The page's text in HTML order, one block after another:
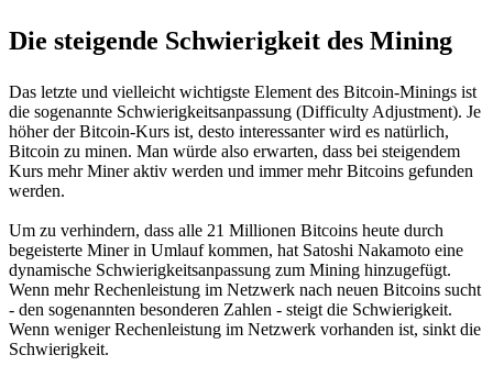
Die steigende Schwierigkeit des Mining
Das letzte und vielleicht wichtigste Element des Bitcoin-Minings ist
die sogenannte Schwierigkeitsanpassung (Difficulty Adjustment). Je
höher der Bitcoin-Kurs ist, desto interessanter wird es natürlich,
Bitcoin zu minen. Man würde also erwarten, dass bei steigendem
Kurs mehr Miner aktiv werden und immer mehr Bitcoins gefunden
werden.
Um zu verhindern, dass alle 21 Millionen Bitcoins heute durch
begeisterte Miner in Umlauf kommen, hat Satoshi Nakamoto eine
dynamische Schwierigkeitsanpassung zum Mining hinzugefügt.
Wenn mehr Rechenleistung im Netzwerk nach neuen Bitcoins sucht
- den sogenannten besonderen Zahlen - steigt die Schwierigkeit.
Wenn weniger Rechenleistung im Netzwerk vorhanden ist, sinkt die
Schwierigkeit.